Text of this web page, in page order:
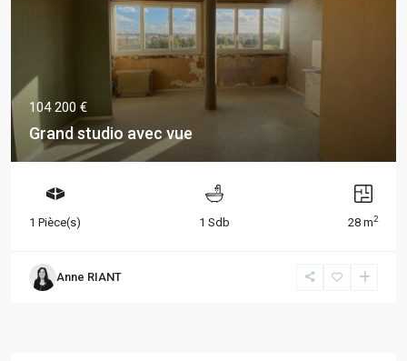
104 200 €
Grand studio avec vue
1 Pièce(s) 1 Sdb 28 m2
Anne RIANT